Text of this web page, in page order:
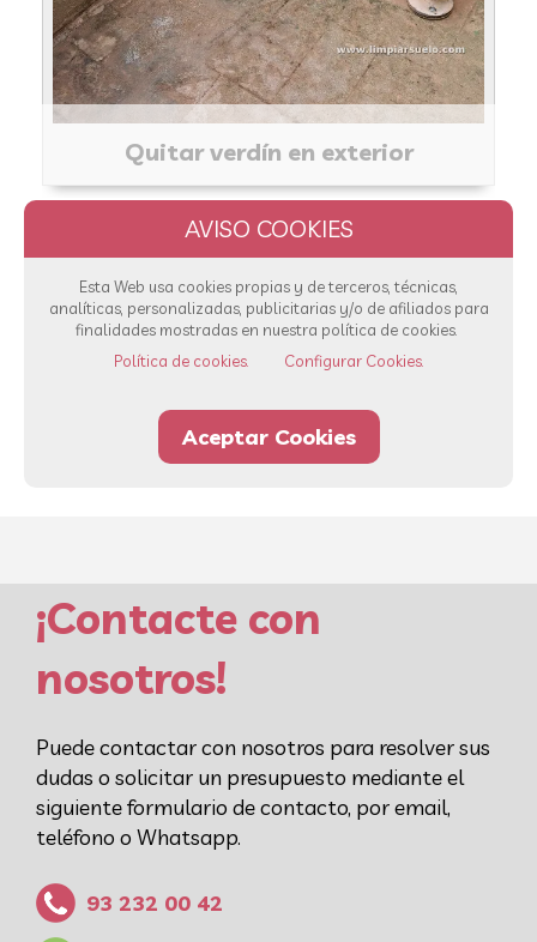
Quitar verdín en exterior
Ver todos los servicios
93 232 00 42 Whatsapp
¡Contacte con
nosotros!
Puede contactar con nosotros para resolver sus
dudas o solicitar un presupuesto mediante el
siguiente formulario de contacto, por email,
teléfono o Whatsapp.
93 232 00 42
Esta Web usa cookies propias y de terceros, técnicas,
analíticas, personalizadas, publicitarias y/o de afiliados para
finalidades mostradas en nuestra política de cookies.
Política de cookies.
Configurar Cookies.
Aceptar Cookies